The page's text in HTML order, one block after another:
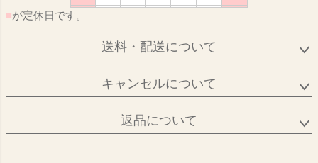
■が定休日です。
送料・配送について
キャンセルについて
返品について